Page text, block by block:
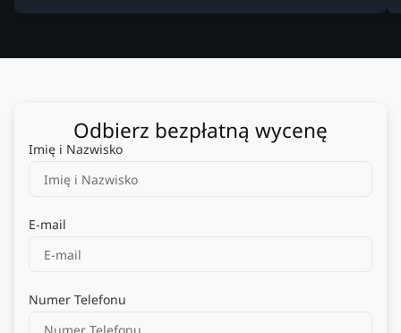
Odbierz bezpłatną wycenę
Imię i Nazwisko
E-mail
Numer Telefonu